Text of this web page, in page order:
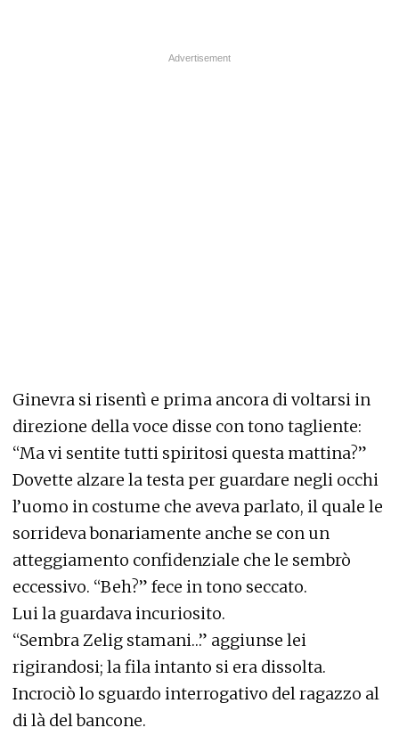
Ginevra si risentì e prima ancora di voltarsi in
direzione della voce disse con tono tagliente:
“Ma vi sentite tutti spiritosi questa mattina?”
Dovette alzare la testa per guardare negli occhi
l’uomo in costume che aveva parlato, il quale le
sorrideva bonariamente anche se con un
atteggiamento confidenziale che le sembrò
eccessivo. “Beh?” fece in tono seccato.
Lui la guardava incuriosito.
“Sembra Zelig stamani…” aggiunse lei
rigirandosi; la fila intanto si era dissolta.
Incrociò lo sguardo interrogativo del ragazzo al
di là del bancone.